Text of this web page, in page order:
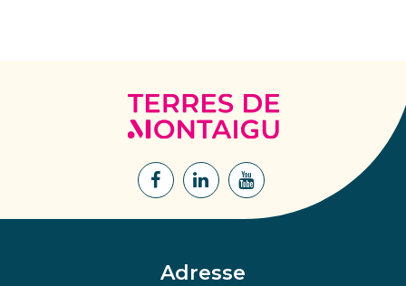
Terres
de
Montaigu
Lien
Facebook
Lien
Lien
Adresse